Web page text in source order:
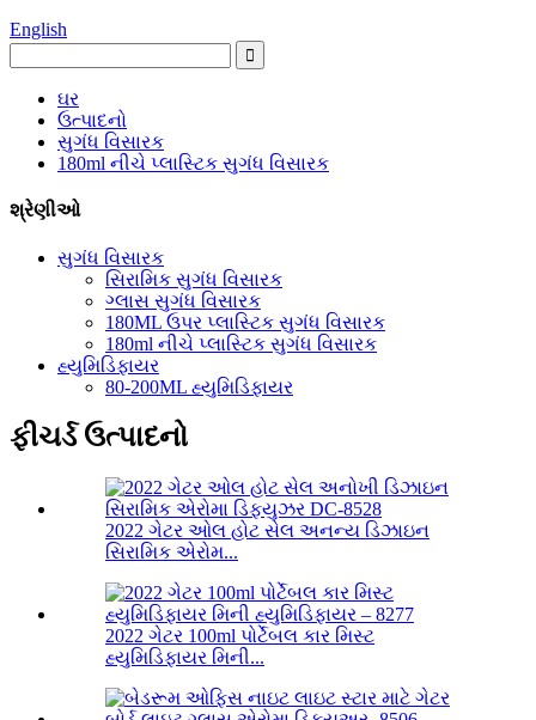
English
ઘર
ઉત્પાદનો
સુગંધ વિસારક
180ml નીચે પ્લાસ્ટિક સુગંધ વિસારક
શ્રેણીઓ
સુગંધ વિસારક
સિરામિક સુગંધ વિસારક
ગ્લાસ સુગંધ વિસારક
180ML ઉપર પ્લાસ્ટિક સુગંધ વિસારક
180ml નીચે પ્લાસ્ટિક સુગંધ વિસારક
હ્યુમિડિફાયર
80-200ML હ્યુમિડિફાયર
ફીચર્ડ ઉત્પાદનો
2022 ગેટર ઓલ હોટ સેલ અનન્ય ડિઝાઇન
સિરામિક એરોમ...
2022 ગેટર 100ml પોર્ટેબલ કાર મિસ્ટ
હ્યુમિડિફાયર મિની...